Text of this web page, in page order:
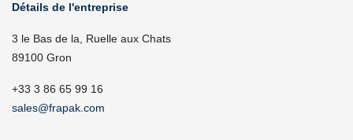
Détails de l'entreprise
3 le Bas de la, Ruelle aux Chats
89100 Gron
+33 3 86 65 99 16
sales@frapak.com